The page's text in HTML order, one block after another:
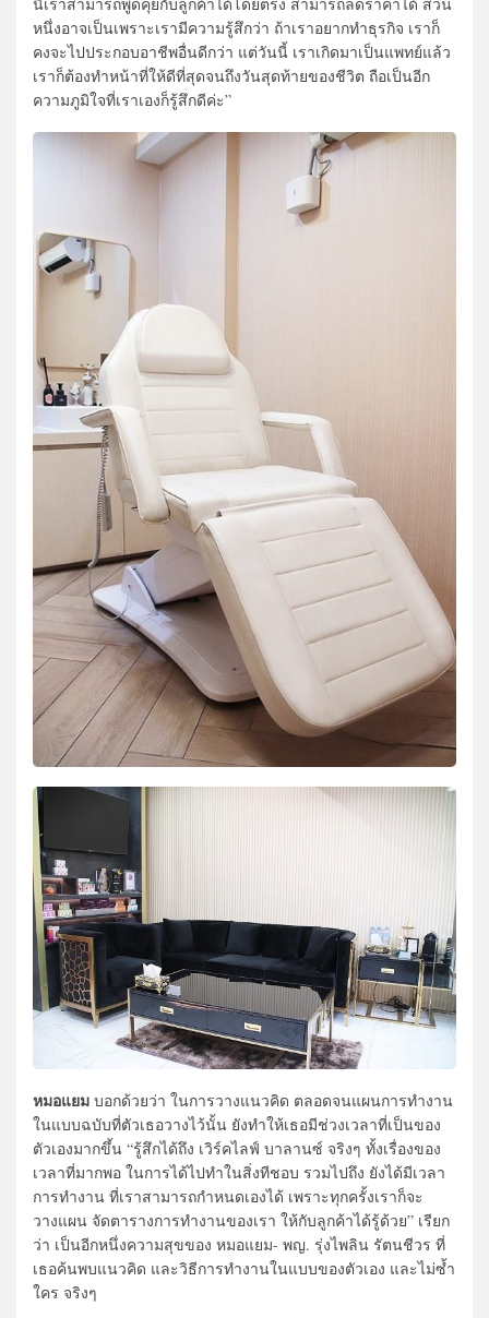
หนึ่งอาจเป็นเพราะเรามีความรู้สึกว่า ถ้าเราอยากทำธุรกิจ เราก็
คงจะไปประกอบอาชีพอื่นดีกว่า แต่วันนี้ เราเกิดมาเป็นแพทย์แล้ว
เราก็ต้องทำหน้าที่ให้ดีที่สุดจนถึงวันสุดท้ายของชีวิต ถือเป็นอีก
ความภูมิใจที่เราเองก็รู้สึกดีค่ะ”
หมอแยม บอกด้วยว่า ในการวางแนวคิด ตลอดจนแผนการทำงาน
ในแบบฉบับที่ตัวเธอวางไว้นั้น ยังทำให้เธอมีช่วงเวลาที่เป็นของ
ตัวเองมากขึ้น “รู้สึกได้ถึง เวิร์คไลฟ์ บาลานซ์ จริงๆ ทั้งเรื่องของ
เวลาที่มากพอ ในการได้ไปทำในสิ่งทีชอบ รวมไปถึง ยังได้มีเวลา
การทำงาน ที่เราสามารถกำหนดเองได้ เพราะทุกครั้งเราก็จะ
วางแผน จัดตารางการทำงานของเรา ให้กับลูกค้าได้รู้ด้วย” เรียก
ว่า เป็นอีกหนึ่งความสุขของ หมอแยม- พญ. รุ่งไพลิน รัตนชีวร ที่
เธอค้นพบแนวคิด และวิธีการทำงานในแบบของตัวเอง และไม่ซ้ำ
ใคร จริงๆ